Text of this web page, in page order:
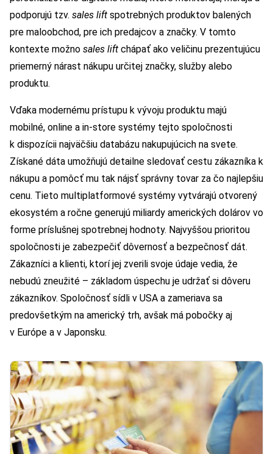
podporujú tzv. sales lift spotrebných produktov balených
pre maloobchod, pre ich predajcov a značky. V tomto
kontexte možno sales lift chápať ako veličinu prezentujúcu
priemerný nárast nákupu určitej značky, služby alebo
produktu.
Vďaka modernému prístupu k vývoju produktu majú
mobilné, online a in-store systémy tejto spoločnosti
k dispozícii najväčšiu databázu nakupujúcich na svete.
Získané dáta umožňujú detailne sledovať cestu zákazníka k
nákupu a pomôcť mu tak nájsť správny tovar za čo najlepšiu
cenu. Tieto multiplatformové systémy vytvárajú otvorený
ekosystém a ročne generujú miliardy amerických dolárov vo
forme príslušnej spotrebnej hodnoty. Najvyššou prioritou
spoločnosti je zabezpečiť dôvernosť a bezpečnosť dát.
Zákazníci a klienti, ktorí jej zverili svoje údaje vedia, že
nebudú zneužité – základom úspechu je udržať si dôveru
zákazníkov. Spoločnosť sídli v USA a zameriava sa
predovšetkým na americký trh, avšak má pobočky aj
v Európe a v Japonsku.